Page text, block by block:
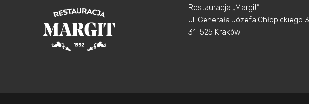
Restauracja „Margit”
ul. Generała Józefa Chłopickiego 3
31-525 Kraków